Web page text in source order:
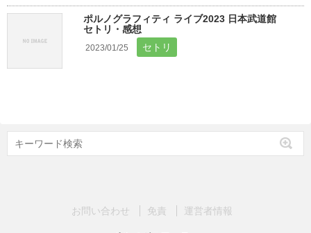
ポルノグラフィティ ライブ2023 日本武道館
セトリ・感想
2023/01/25 セトリ
お問い合わせ 免責 運営者情報